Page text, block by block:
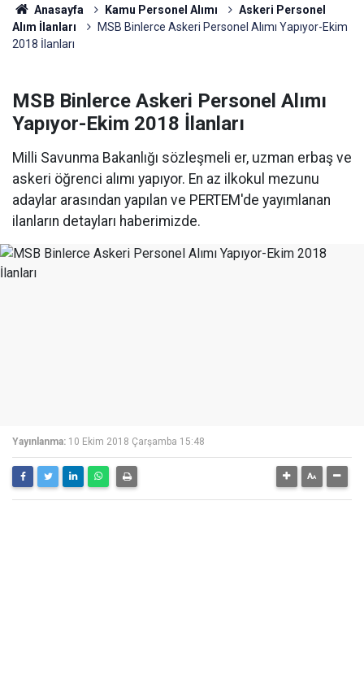
Anasayfa Kamu Personel Alımı
Askeri Personel
Alım İlanları
MSB Binlerce Askeri Personel Alımı Yapıyor-Ekim
2018 İlanları
MSB Binlerce Askeri Personel Alımı
Yapıyor-Ekim 2018 İlanları
Milli Savunma Bakanlığı sözleşmeli er, uzman erbaş ve
askeri öğrenci alımı yapıyor. En az ilkokul mezunu
adaylar arasından yapılan ve PERTEM'de yayımlanan
ilanların detayları haberimizde.
Yayınlanma: 10 Ekim 2018 Çarşamba 15:48